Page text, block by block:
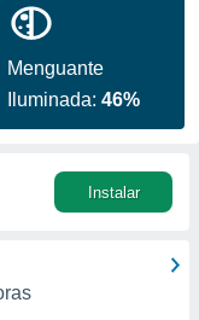
Menguante
Iluminada:46%
Instalar